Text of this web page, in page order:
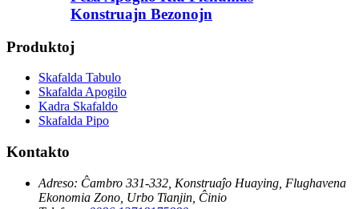
Konstruajn Bezonojn
Produktoj
Skafalda Tabulo
Skafalda Apogilo
Kadra Skafaldo
Skafalda Pipo
Kontakto
Adreso: Ĉambro 331-332, Konstruaĵo Huaying, Flughavena
Ekonomia Zono, Urbo Tianjin, Ĉinio